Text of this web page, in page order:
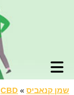
שמן קנאביס »
CBD